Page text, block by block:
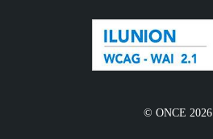
© ONCE 2026